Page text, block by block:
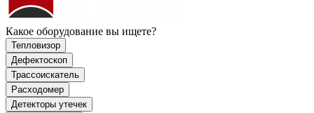
Какое оборудование вы ищете?
Тепловизор
Дефектоскоп
Трассоискатель
Расходомер
Детекторы утечек